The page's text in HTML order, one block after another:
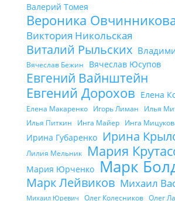
Валерий Томея
Вероника
Виктория Никольская
Виталий Рыльских
Вячеслав Бежин Вячеслав Юсупов
Евгений Вайнштейн
Евгений Дорохов Елена
Елена Макаренко Игорь Лиман
Илья
Илья Питкин
Инга Майер Инга
Ирина Губаренко Ирина
Лилия Мельник Мария
Мария Юрченко Марк
Марк Лейвиков Михаил
Михаил Юревич Олег Колесников Олег